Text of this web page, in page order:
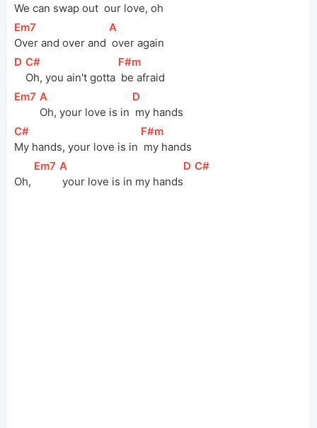
We can swap out our love, oh
[Em7
Over and over and
[
A
over again
[D ]
[
C#
Oh, you ain't gotta
[F#m
be afraid
[Em7 ]
[
A
Oh, your love is in
[D
my hands
[
C#
My hands, your love is in
[F#m
my hands
Oh,
[Em7 ]
[
A
your love is in my hands
[D ]
[
C#